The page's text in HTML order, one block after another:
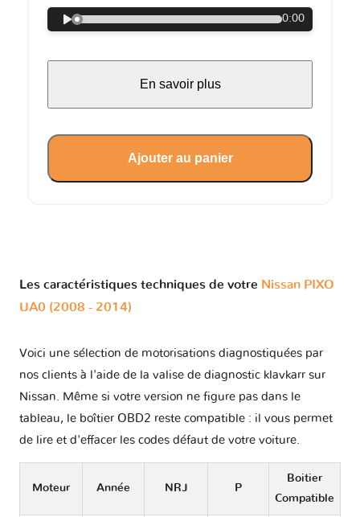
0:00
En savoir plus
Ajouter au panier
Les caractéristiques techniques de votre Nissan PIXO
UA0 (2008 - 2014)
Voici une sélection de motorisations diagnostiquées par
nos clients à l'aide de la valise de diagnostic klavkarr sur
Nissan. Même si votre version ne figure pas dans le
tableau, le boîtier OBD2 reste compatible : il vous permet
de lire et d'effacer les codes défaut de votre voiture.
Moteur Année NRJ P
Boitier
Compatible